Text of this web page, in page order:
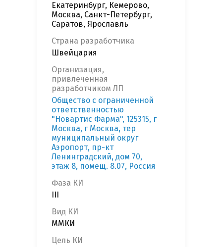
Екатеринбург, Кемерово,
Москва, Санкт-Петербург,
Саратов, Ярославль
Страна разработчика
Швейцария
Организация,
привлеченная
разработчиком ЛП
Общество с ограниченной
ответственностью
"Новартис Фарма", 125315, г
Москва, г Москва, тер
муниципальный округ
Аэропорт, пр-кт
Ленинградский, дом 70,
этаж 8, помещ. 8.07, Россия
Фаза КИ
Вид КИ
ММКИ
Цель КИ